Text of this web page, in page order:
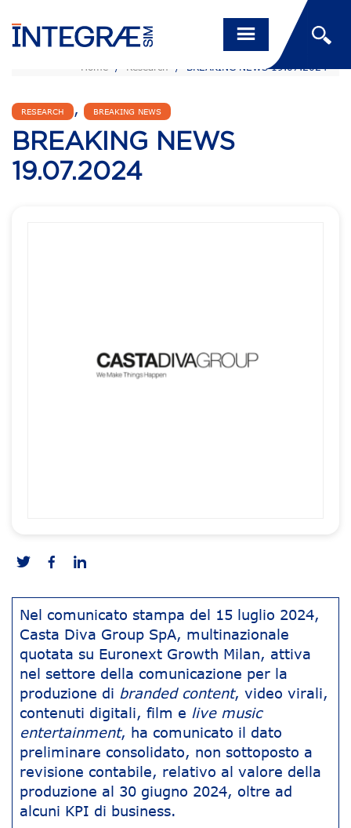
Home / Research / BREAKING NEWS 19.07.2024
RESEARCH , BREAKING NEWS
BREAKING NEWS
19.07.2024
Nel comunicato stampa del 15 luglio 2024,
Casta Diva Group SpA, multinazionale
quotata su Euronext Growth Milan, attiva
nel settore della comunicazione per la
produzione di branded content, video virali,
contenuti digitali, film e live music
entertainment, ha comunicato il dato
preliminare consolidato, non sottoposto a
revisione contabile, relativo al valore della
produzione al 30 giugno 2024, oltre ad
alcuni KPI di business.